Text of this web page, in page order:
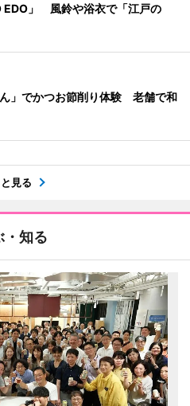
EDO」 風鈴や浴衣で「江戸の
」でかつお節削り体験 老舗で和
見る
・知る